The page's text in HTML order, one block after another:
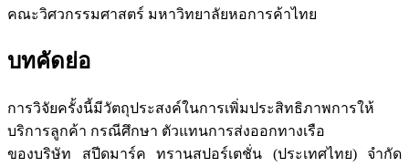
คณะวิศวกรรมศาสตร์ มหาวิทยาลัยหอการค้าไทย
บทคัดย่อ
การวิจัยครั้งนี้มีวัตถุประสงค์ในการเพิ่มประสิทธิภาพการให้
บริการลูกค้า กรณีศึกษา ตัวแทนการส่งออกทางเรือ
ของบริษัท สปีดมาร์ค ทรานสปอร์เตชั่น (ประเทศไทย) จำกัด